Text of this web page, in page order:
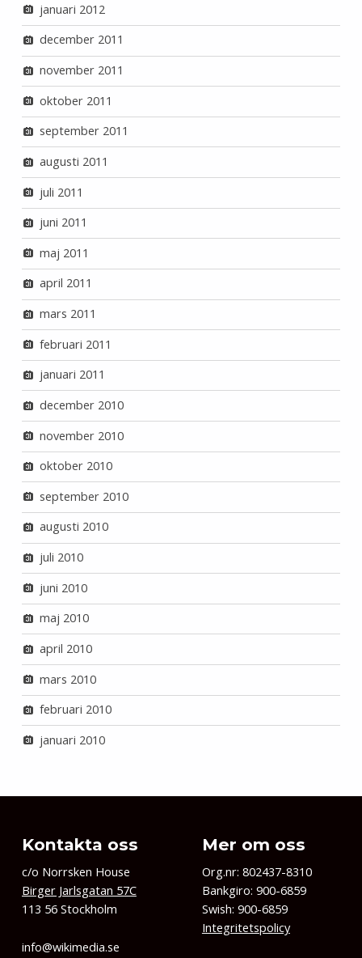
januari 2012
december 2011
november 2011
oktober 2011
september 2011
augusti 2011
juli 2011
juni 2011
maj 2011
april 2011
mars 2011
februari 2011
januari 2011
december 2010
november 2010
oktober 2010
september 2010
augusti 2010
juli 2010
juni 2010
maj 2010
april 2010
mars 2010
februari 2010
januari 2010
Kontakta oss
c/o Norrsken House
Birger Jarlsgatan 57C
113 56 Stockholm
info@wikimedia.se
Mer om oss
Org.nr: 802437-8310
Bankgiro: 900-6859
Swish: 900-6859
Integritetspolicy